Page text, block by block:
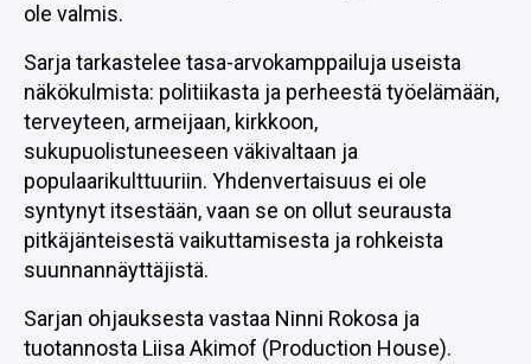
ole valmis.
Sarja tarkastelee tasa-arvokamppailuja useista
näkökulmista: politiikasta ja perheestä työelämään,
terveyteen, armeijaan, kirkkoon,
sukupuolistuneeseen väkivaltaan ja
populaarikulttuuriin. Yhdenvertaisuus ei ole
syntynyt itsestään, vaan se on ollut seurausta
pitkäjänteisestä vaikuttamisesta ja rohkeista
suunnannäyttäjistä.
Sarjan ohjauksesta vastaa Ninni Rokosa ja
tuotannosta Liisa Akimof (Production House).